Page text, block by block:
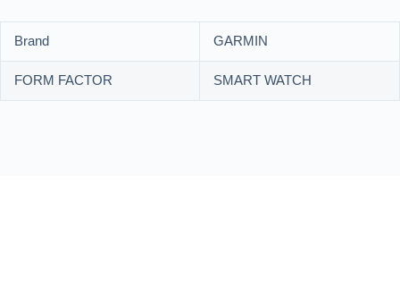
Brand
GARMIN
FORM FACTOR
SMART WATCH